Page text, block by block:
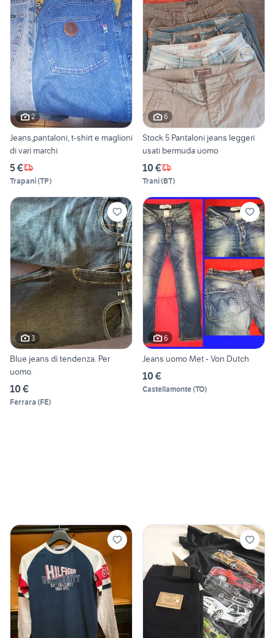
2
Jeans,pantaloni, t-shirt e maglioni
di vari marchi
5 €
Trapani(TP)
6
Stock 5 Pantaloni jeans leggeri
usati bermuda uomo
10 €
Trani(BT)
3
Blue jeans dí tendenza. Per
uomo.
10 €
Ferrara (FE)
6
Jeans uomo Met - Von Dutch
10 €
Castellamonte(TO)